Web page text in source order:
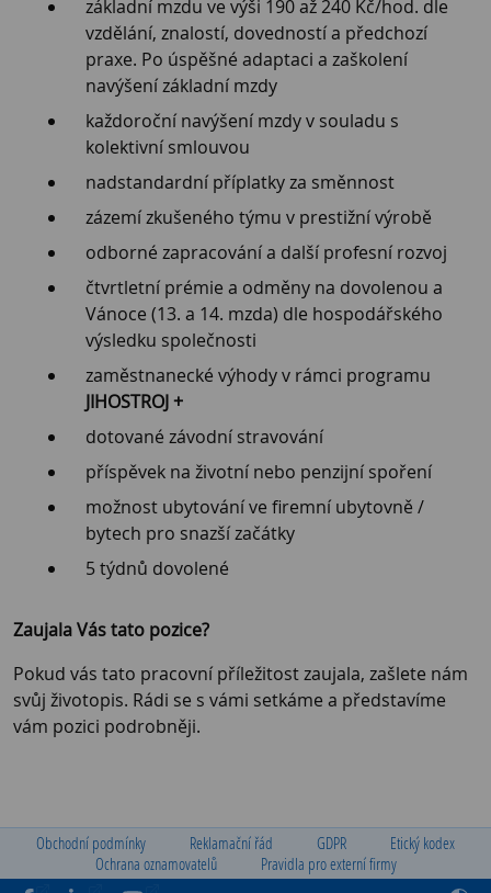
základní mzdu ve výši 190 až 240 Kč/hod. dle
vzdělání, znalostí, dovedností a předchozí
praxe. Po úspěšné adaptaci a zaškolení
navýšení základní mzdy
každoroční navýšení mzdy v souladu s
kolektivní smlouvou
nadstandardní příplatky za směnnost
zázemí zkušeného týmu v prestižní výrobě
odborné zapracování a další profesní rozvoj
čtvrtletní prémie a odměny na dovolenou a
Vánoce (13. a 14. mzda) dle hospodářského
výsledku společnosti
zaměstnanecké výhody v rámci programu
JIHOSTROJ +
dotované závodní stravování
příspěvek na životní nebo penzijní spoření
možnost ubytování ve firemní ubytovně /
bytech pro snazší začátky
5 týdnů dovolené
Zaujala Vás tato pozice?
Pokud vás tato pracovní příležitost zaujala, zašlete nám
svůj životopis. Rádi se s vámi setkáme a představíme
vám pozici podrobněji.
Obchodní podmínky Reklamační řád GDPR
Etický kodex
Ochrana oznamovatelů
Pravidla pro externí firmy